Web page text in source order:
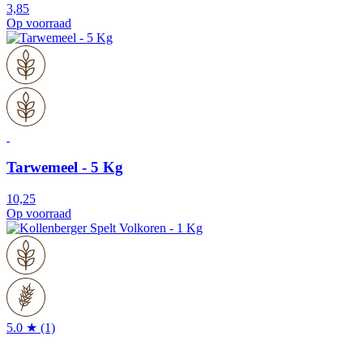
3,85
Op voorraad
Tarwemeel - 5 Kg
10,25
Op voorraad
5.0 ★ (1)